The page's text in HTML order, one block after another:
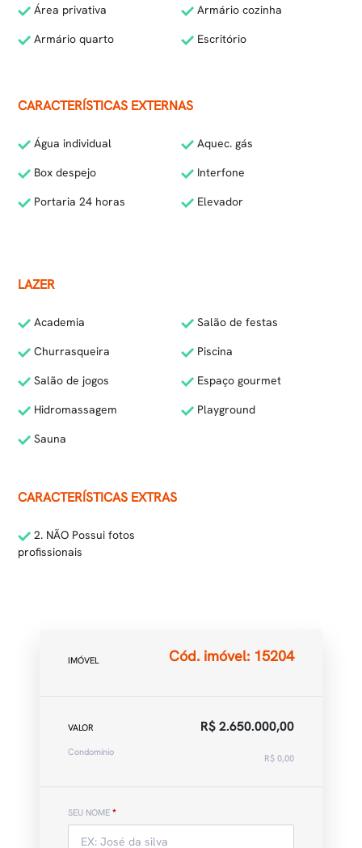
Área privativa
Armário cozinha
Armário quarto
Escritório
CARACTERÍSTICAS EXTERNAS
Água individual
Aquec. gás
Box despejo
Interfone
Portaria 24 horas
Elevador
LAZER
Academia
Salão de festas
Churrasqueira
Piscina
Salão de jogos
Espaço gourmet
Hidromassagem
Playground
Sauna
CARACTERÍSTICAS EXTRAS
2. NÃO Possui fotos
profissionais
IMÓVEL Cód. imóvel: 15204
VALOR R$ 2.650.000,00
Condomínio
R$ 0,00
SEU NOME *